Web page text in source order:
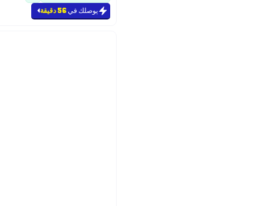
يوصلك في56 دقيقة